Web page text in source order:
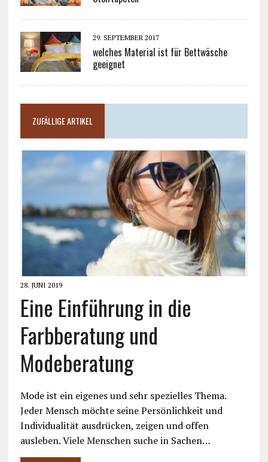
29. SEPTEMBER 2017
welches Material ist für Bettwäsche
geeignet
ZUFÄLLIGE ARTIKEL
28. JUNI 2019
Eine Einführung in die
Farbberatung und
Modeberatung
Mode ist ein eigenes und sehr spezielles Thema.
Jeder Mensch möchte seine Persönlichkeit und
Individualität ausdrücken, zeigen und offen
ausleben. Viele Menschen suche in Sachen…